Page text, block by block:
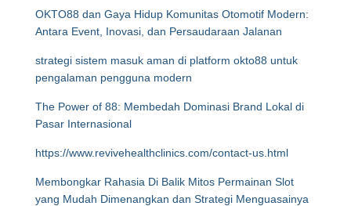
OKTO88 dan Gaya Hidup Komunitas Otomotif Modern:
Antara Event, Inovasi, dan Persaudaraan Jalanan
strategi sistem masuk aman di platform okto88 untuk
pengalaman pengguna modern
The Power of 88: Membedah Dominasi Brand Lokal di
Pasar Internasional
https://www.revivehealthclinics.com/contact-us.html
Membongkar Rahasia Di Balik Mitos Permainan Slot
yang Mudah Dimenangkan dan Strategi Menguasainya